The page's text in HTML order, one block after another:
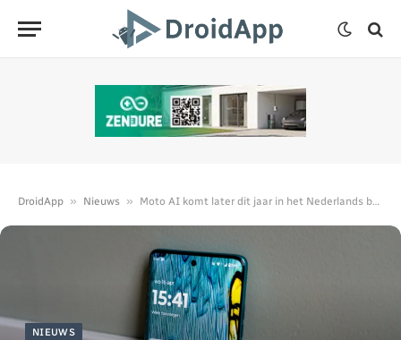
DroidApp » Nieuws » Moto AI komt later dit jaar in het Nederlands beschikbaar
NIEUWS